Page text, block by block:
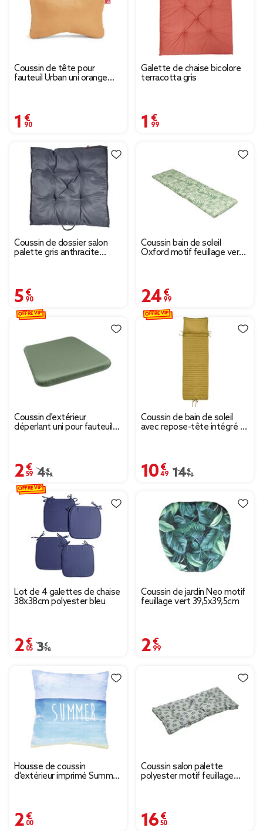
Coussin de tête pour
fauteuil Urban uni orange
1,90 €
Galette de chaise bicolore
terracotta gris
1,99 €
Coussin de dossier salon
palette gris anthracite
5,90 €
Coussin bain de soleil
Oxford motif feuillage vert
24,99 €
Coussin d'extérieur
déperlant uni pour fauteuil
2,59 €
Prix remisé de 4,99 € à 2,59 €
4,99 €
OFFRE VIP
Coussin de bain de soleil
avec repose-tête intégré -
10,49 €
Prix remisé de 14,90
14,90 €
OFFRE VIP
Lot de 4 galettes de chaise
38x38cm polyester bleu
2,05 €
Prix remisé de 3,90 € à 2,05 €
3,90 €
OFFRE VIP
Coussin de jardin Neo motif
feuillage vert 39,5x39,5cm
2,99 €
Housse de coussin
d'extérieur imprimé Summer
2,00 €
Coussin salon palette
polyester motif feuillage
16,50 €